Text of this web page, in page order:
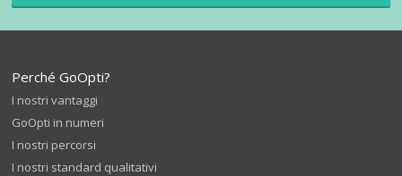
Perché GoOpti?
I nostri vantaggi
GoOpti in numeri
I nostri percorsi
I nostri standard qualitativi